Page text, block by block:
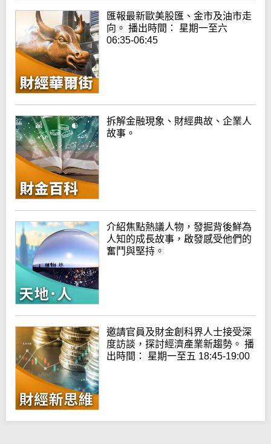
匯報最新歐美股匯、金市及油市走
向。 播出時間： 星期一至六
06:35-06:45
拆解金融現象、財經典故、企業人
故事。
介紹焦點熱議人物，發掘背後鮮為
人知的成長故事，啟發感受他們的
奮鬥與堅持。
邀請官員及財金創科界人士接受深
度訪談，探討經濟產業新趨勢。 播
出時間： 星期一至五 18:45-19:00